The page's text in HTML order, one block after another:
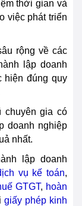
thời gian và
việc phát triển
rộng về các
lập doanh
hiện đúng quy
chuyên gia có
doanh nghiệp
nhất.
lập doanh
vụ kế toán,
GTGT, hoàn
giấy phép kinh